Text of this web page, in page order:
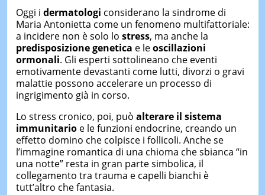
Oggi i dermatologi considerano la sindrome di
Maria Antonietta come un fenomeno multifattoriale:
a incidere non è solo lo stress, ma anche la
predisposizione genetica e leoscillazioni
ormonali. Gli esperti sottolineano che eventi
emotivamente devastanti come lutti, divorzi o gravi
malattie possono accelerare un processo di
ingrigimento già in corso.
Lo stress cronico, poi, può alterare il sistema
immunitarioe le funzioni endocrine, creando un
effetto domino che colpisce i follicoli. Anche se
l’immagine romantica di una chioma che sbianca “in
una notte” resta in gran parte simbolica, il
collegamento tra trauma e capelli bianchi è
tutt’altro che fantasia.